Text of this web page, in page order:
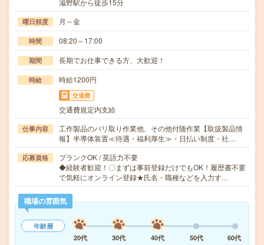
滋野駅から徒歩15分
曜日頻度 月～金
時間 08:20～17:00
期間 長期でお仕事できる方、大歓迎！
時給 時給1200円
交通費
交通費規定内支給
仕事内容
工作製品のバリ取り作業他、その他付随作業【取扱製品情
報】半導体装置≪待遇・福利厚生≫・日払い制度・社…
応募資格
ブランクOK / 英語力不要
◆経験者歓迎！〇まずは事前登録だけでもOK！履歴書不要
で気軽にオンライン登録★氏名・職種などを入力す…
職場の雰囲気
年齢層
20代
30代 40代 50代 60代